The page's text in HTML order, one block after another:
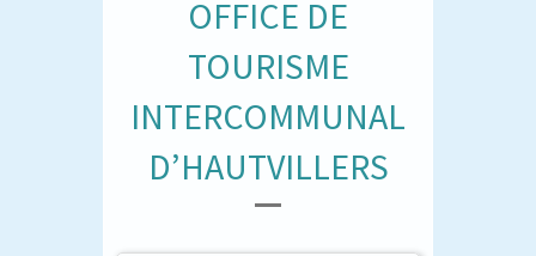
OFFICE DE
TOURISME
INTERCOMMUNAL
D’HAUTVILLERS